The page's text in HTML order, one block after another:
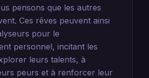
pensons que les autres
Ces rêves peuvent ainsi
pour le
personnel, incitant les
leurs talents, à
peurs et à renforcer leur